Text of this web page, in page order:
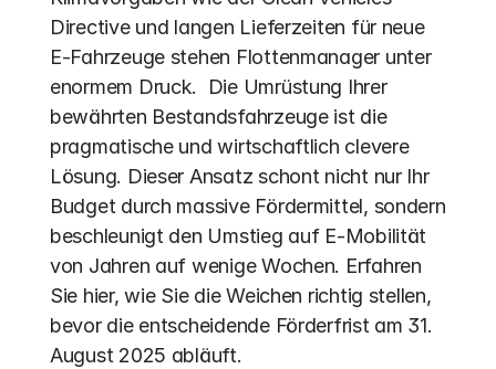
Directive und langen Lieferzeiten für neue
E-Fahrzeuge stehen Flottenmanager unter
enormem Druck.  Die Umrüstung Ihrer
bewährten Bestandsfahrzeuge ist die
pragmatische und wirtschaftlich clevere
Lösung. Dieser Ansatz schont nicht nur Ihr
Budget durch massive Fördermittel, sondern
beschleunigt den Umstieg auf E-Mobilität
von Jahren auf wenige Wochen. Erfahren
Sie hier, wie Sie die Weichen richtig stellen,
bevor die entscheidende Förderfrist am 31.
August 2025 abläuft.